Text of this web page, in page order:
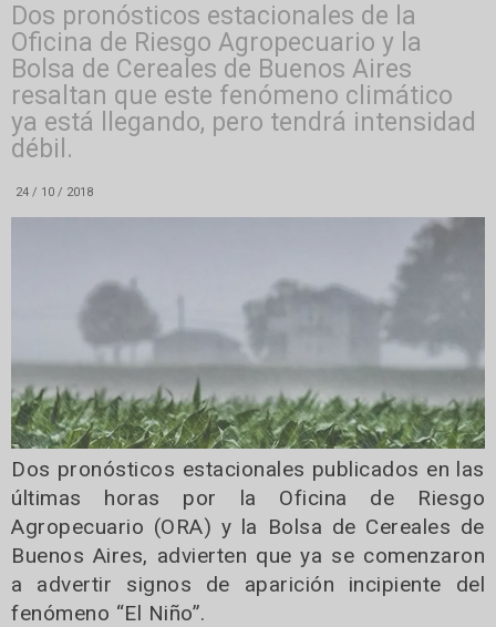
Dos pronósticos estacionales de la
Oficina de Riesgo Agropecuario y la
Bolsa de Cereales de Buenos Aires
resaltan que este fenómeno climático
ya está llegando, pero tendrá intensidad
débil.
24 / 10 / 2018
Dos pronósticos estacionales publicados en las
últimas horas por la Oficina de Riesgo
Agropecuario (ORA) y la Bolsa de Cereales de
Buenos Aires, advierten que ya se comenzaron
a advertir signos de aparición incipiente del
fenómeno “El Niño”.